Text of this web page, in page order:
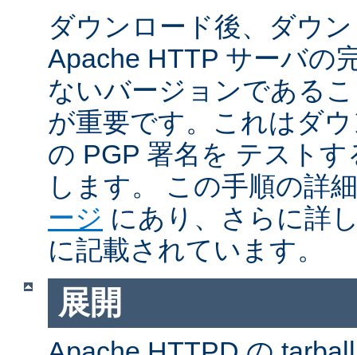
ダウンロード後、ダウ
Apache HTTP サーバの
ないバージョンである
が重要です。これはダ
の PGP 署名を テスト
します。 この手順の詳
ージ にあり、さらに詳
に記載されています。
展開